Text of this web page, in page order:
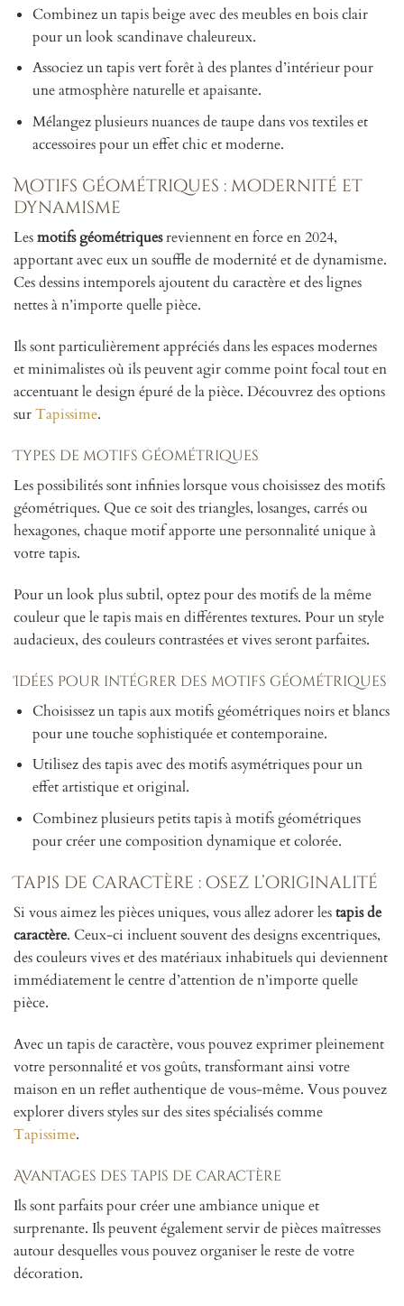
Combinez un tapis beige avec des meubles en bois clair
pour un look scandinave chaleureux.
Associez un tapis vert forêt à des plantes d’intérieur pour
une atmosphère naturelle et apaisante.
Mélangez plusieurs nuances de taupe dans vos textiles et
accessoires pour un effet chic et moderne.
Motifs géométriques : modernité et
dynamisme
Lesmotifs géométriquesreviennent en force en 2024,
apportant avec eux un souffle de modernité et de dynamisme.
Ces dessins intemporels ajoutent du caractère et des lignes
nettes à n’importe quelle pièce.
Ils sont particulièrement appréciés dans les espaces modernes
et minimalistes où ils peuvent agir comme point focal tout en
accentuant le design épuré de la pièce. Découvrez des options
surTapissime.
Types de motifs géométriques
Les possibilités sont infinies lorsque vous choisissez des motifs
géométriques. Que ce soit des triangles, losanges, carrés ou
hexagones, chaque motif apporte une personnalité unique à
votre tapis.
Pour un look plus subtil, optez pour des motifs de la même
couleur que le tapis mais en différentes textures. Pour un style
audacieux, des couleurs contrastées et vives seront parfaites.
Idées pour intégrer des motifs géométriques
Choisissez un tapis aux motifs géométriques noirs et blancs
pour une touche sophistiquée et contemporaine.
Utilisez des tapis avec des motifs asymétriques pour un
effet artistique et original.
Combinez plusieurs petits tapis à motifs géométriques
pour créer une composition dynamique et colorée.
Tapis de caractère : osez l’originalité
Si vous aimez les pièces uniques, vous allez adorer lestapis de
caractère. Ceux-ci incluent souvent des designs excentriques,
des couleurs vives et des matériaux inhabituels qui deviennent
immédiatement le centre d’attention de n’importe quelle
pièce.
Avec un tapis de caractère, vous pouvez exprimer pleinement
votre personnalité et vos goûts, transformant ainsi votre
maison en un reflet authentique de vous-même. Vous pouvez
explorer divers styles sur des sites spécialisés comme
Tapissime.
Avantages des tapis de caractère
Ils sont parfaits pour créer une ambiance unique et
surprenante. Ils peuvent également servir de pièces maîtresses
autour desquelles vous pouvez organiser le reste de votre
décoration.